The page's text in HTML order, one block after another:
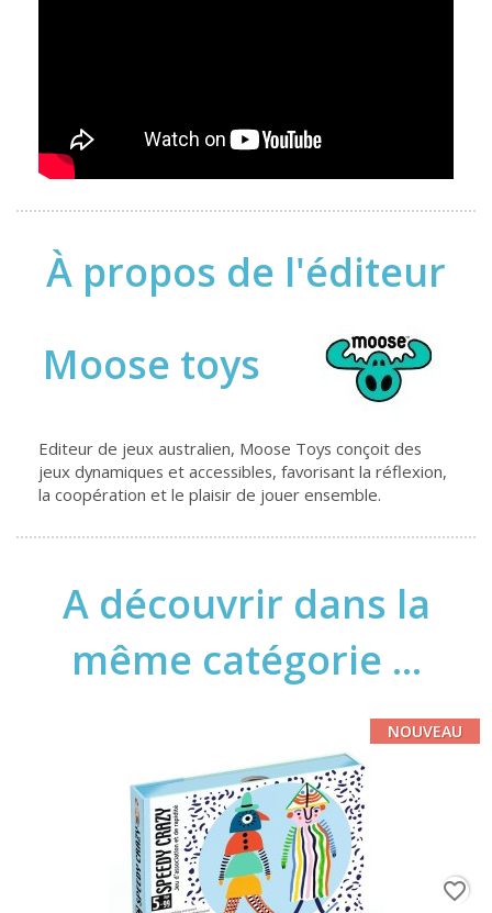
À propos de l'éditeur
Moose toys
Editeur de jeux australien, Moose Toys conçoit des
jeux dynamiques et accessibles, favorisant la réflexion,
la coopération et le plaisir de jouer ensemble.
A découvrir dans la
même catégorie ...
NOUVEAU
favorite_border